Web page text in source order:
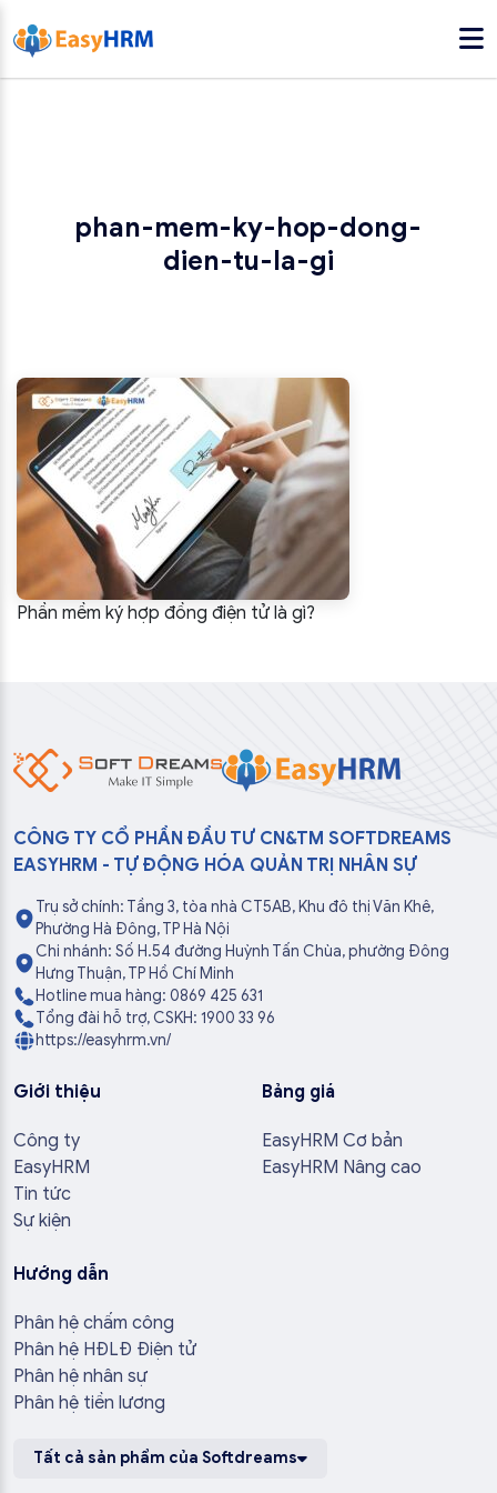
phan-mem-ky-hop-dong-
dien-tu-la-gi
Phần mềm ký hợp đồng điện tử là gì?
CÔNG TY CỔ PHẦN ĐẦU TƯ CN&TM SOFTDREAMS
EASYHRM - TỰ ĐỘNG HÓA QUẢN TRỊ NHÂN SỰ
Trụ sở chính: Tầng 3, tòa nhà CT5AB, Khu đô thị Văn Khê,
Phường Hà Đông, TP Hà Nội
Chi nhánh: Số H.54 đường Huỳnh Tấn Chùa, phường Đông
Hưng Thuận, TP Hồ Chí Minh
Hotline mua hàng: 0869 425 631
Tổng đài hỗ trợ, CSKH: 1900 33 96
https://easyhrm.vn/
Giới thiệu
Công ty
EasyHRM
Tin tức
Sự kiện
Bảng giá
EasyHRM Cơ bản
EasyHRM Nâng cao
Hướng dẫn
Phân hệ chấm công
Phân hệ HĐLĐ Điện tử
Phân hệ nhân sự
Phân hệ tiền lương
Tất cả sản phẩm của Softdreams